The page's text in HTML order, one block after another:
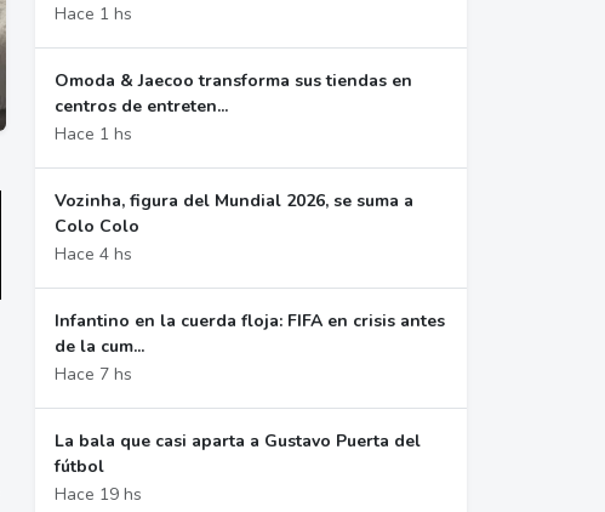
Hace 1 hs
Omoda & Jaecoo transforma sus tiendas en
centros de entreten...
Hace 1 hs
Vozinha, figura del Mundial 2026, se suma a
Colo Colo
Hace 4 hs
Infantino en la cuerda floja: FIFA en crisis antes
de la cum...
Hace 7 hs
La bala que casi aparta a Gustavo Puerta del
fútbol
Hace 19 hs